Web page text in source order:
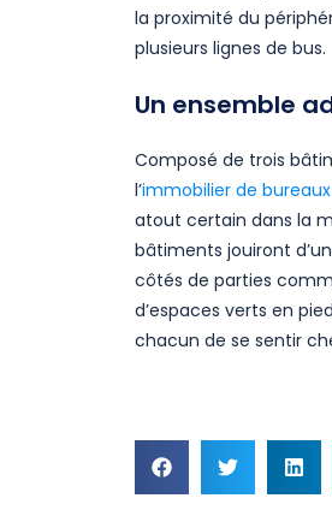
la proximité du
plusieurs lignes de bus.
Un ensemble
Composé de trois
l’immobilier de bureaux
atout certain dans la
bâtiments jouiront
côtés de parties
d’espaces verts en
chacun de se sentir